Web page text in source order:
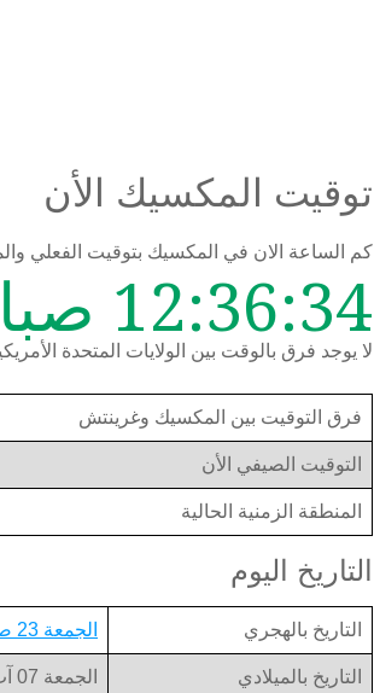
توقيت المكسيك الأن
كم الساعة الان في المكسيك بتوقيت الفعلي
12:36:34 صباحاً
لا يوجد فرق بالوقت بين الولايات المتحدة
فرق التوقيت بين المكسيك وغرينتش
التوقيت الصيفي الأن
المنطقة الزمنية الحالية
التاريخ اليوم
التاريخ بالهجري الجمعة 23 صفر 1448 (1448-02-23)
التاريخ بالميلادي الجمعة 07 آب/أغسطس 2026 (2026-08-07)